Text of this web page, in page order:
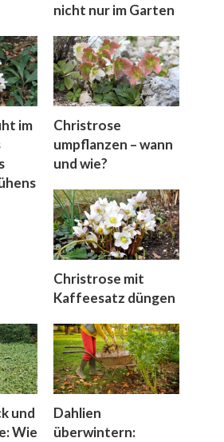
nicht nur im Garten
im
Christrose
umpflanzen – wann
und wie?
Christrose mit
Kaffeesatz düngen
und
Wie
Dahlien
überwintern: